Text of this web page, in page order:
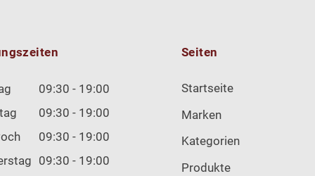
09:30 - 19:00
09:30 - 19:00
09:30 - 19:00
09:30 - 19:00
Seiten
Startseite
Marken
Kategorien
Produkte